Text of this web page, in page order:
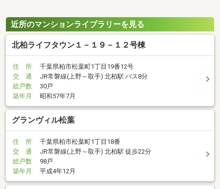
近所のマンションライブラリーを見る
北柏ライフタウン１－１９－１２号棟
住 所
千葉県柏市松葉町1丁目19番12号
交 通
JR常磐線(上野～取手) 北柏駅 バス8分
総戸数
30戸
築年月
昭和57年7月
グランヴィル松葉
住 所
千葉県柏市松葉町1丁目18番
交 通
JR常磐線(上野～取手) 北柏駅 徒歩22分
総戸数
98戸
築年月
平成4年12月